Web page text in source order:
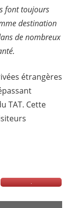
font toujours
destination
de nombreux
étrangères
TAT. Cette